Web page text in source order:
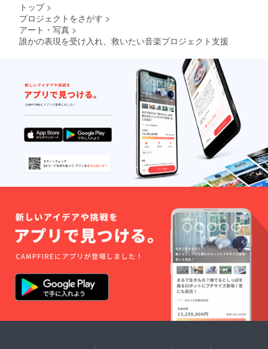
トップ >
プロジェクトをさがす >
アート・写真 >
誰かの表現を受け入れ、救いたい音楽プロジェクト支援